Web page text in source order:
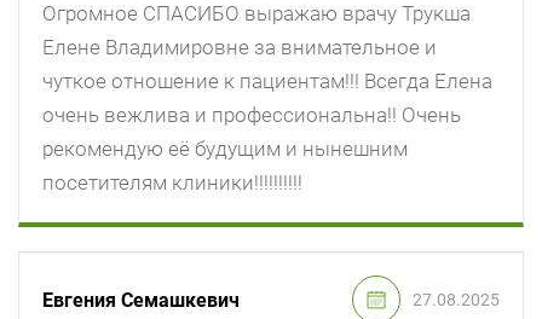
Огромное СПАСИБО выражаю врачу Трукша
Елене Владимировне за внимательное и
чуткое отношение к пациентам!!! Всегда Елена
очень вежлива и профессиональна!! Очень
рекомендую её будущим и нынешним
посетителям клиники!!!!!!!!!!
Евгения Семашкевич 27.08.2025